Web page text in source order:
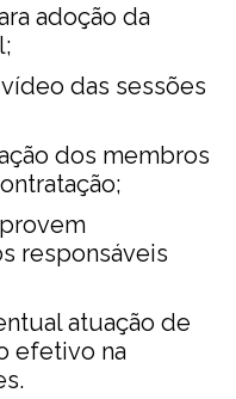
adoção da
das sessões
dos membros
responsáveis
atuação de
efetivo na